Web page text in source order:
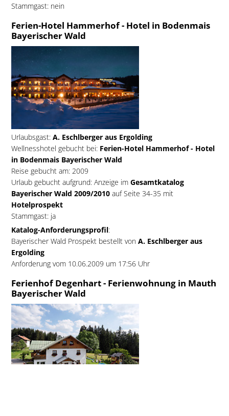
Stammgast: nein
Ferien-Hotel Hammerhof - Hotel in Bodenmais
Bayerischer Wald
Urlaubsgast:A. Eschlberger aus Ergolding
Wellnesshotel gebucht bei:Ferien-Hotel Hammerhof - Hotel
in Bodenmais Bayerischer Wald
Reise gebucht am: 2009
Urlaub gebucht aufgrund: Anzeige im Gesamtkatalog
Bayerischer Wald 2009/2010auf Seite 34-35 mit
Hotelprospekt
Stammgast: ja
Katalog-Anforderungsprofil:
Bayerischer Wald Prospekt bestellt von A. Eschlberger aus
Ergolding
Anforderung vom 10.06.2009 um 17:56 Uhr
Ferienhof Degenhart - Ferienwohnung in Mauth
Bayerischer Wald